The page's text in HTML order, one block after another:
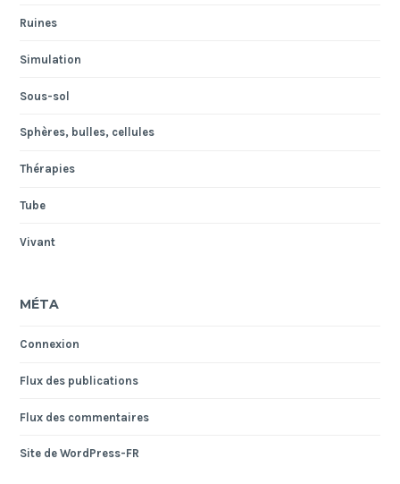
Ruines
Simulation
Sous-sol
Sphères, bulles, cellules
Thérapies
Tube
Vivant
MÉTA
Connexion
Flux des publications
Flux des commentaires
Site de WordPress-FR